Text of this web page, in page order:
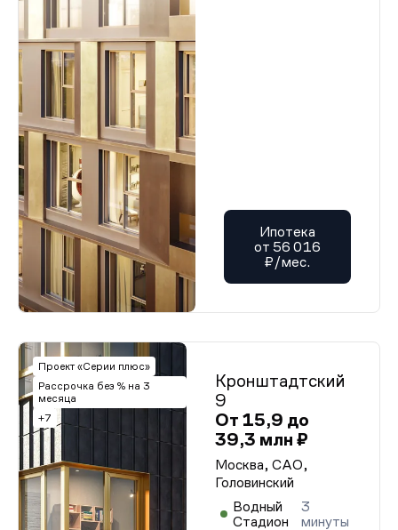
Ипотека
от 56 016
₽/мес.
Проект «Серии плюс»
Рассрочка без % на 3
месяца
+7
Кронштадтский
9
От 15,9 до
39,3 млн ₽
Москва, САО,
Головинский
Водный
Стадион
3
минуты